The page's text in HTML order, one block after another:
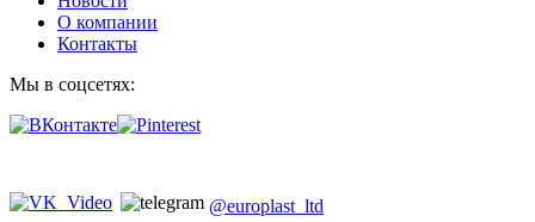
О компании
Контакты
Мы в соцсетях:
@europlast_ltd